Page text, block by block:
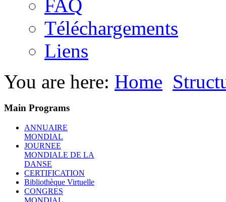
FAQ
Téléchargements
Liens
You are here: Home
Main Programs
ANNUAIRE
MONDIAL
JOURNEE
MONDIALE DE LA
DANSE
CERTIFICATION
Bibliothèque Virtuelle
CONGRES
MONDIAL